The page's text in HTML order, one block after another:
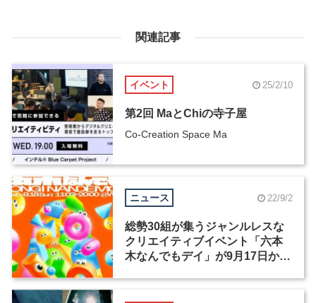
関連記事
イベント 25/2/10
第2回 MaとChiの寺子屋
Co-Creation Space Ma
ニュース 22/9/2
総勢30組が集うジャンルレスな
クリエイティブイベント「六本
木なんでもデイ」が9月17日から